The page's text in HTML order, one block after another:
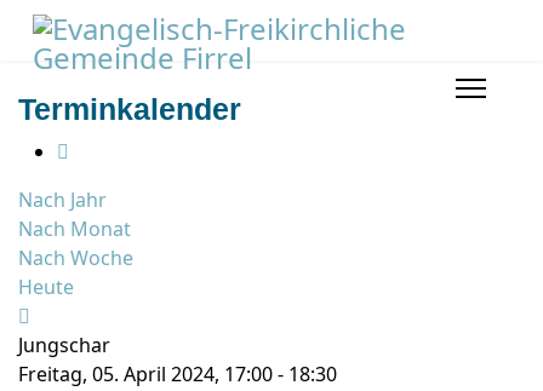
Terminkalender
Nach Jahr
Nach Monat
Nach Woche
Heute
Jungschar
Freitag, 05. April 2024, 17:00 - 18:30